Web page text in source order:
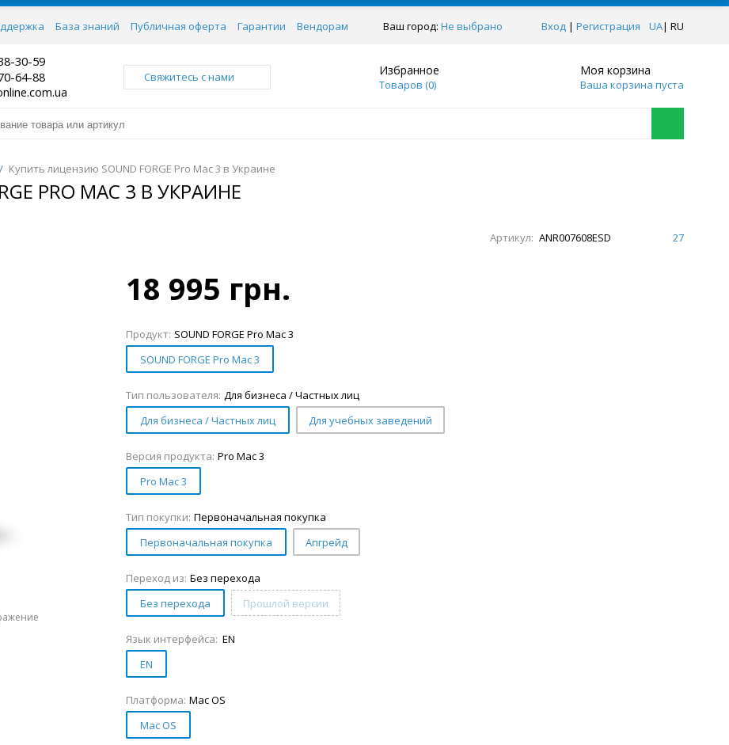
Ваш город: Не выбрано Вход | Регистрация UA| RU
База знаний Публичная оферта Гарантии
Вендорам
30-59
64-88
Свяжитесь с нами Избранное
Товаров (0)
Моя корзина
Ваша корзина пуста
/ Купить лицензию SOUND FORGE Pro Mac 3 в Украине
PRO MAC 3 В УКРАИНЕ
Артикул: ANR007608ESD 27
18 995 грн.
Продукт: SOUND FORGE Pro Mac 3
SOUND FORGE Pro Mac 3
Тип пользователя: Для бизнеса / Частных лиц
Для бизнеса / Частных лиц
Для учебных заведений
Версия продукта: Pro Mac 3
Pro Mac 3
Тип покупки: Первоначальная покупка
Первоначальная покупка
Апгрейд
Переход из: Без перехода
Без перехода
Прошлой версии
Язык интерфейса: EN
EN
Платформа: Mac OS
Mac OS